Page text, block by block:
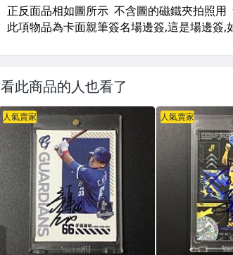
看此商品的人也看了
人氣賣家 人氣賣家
PREV